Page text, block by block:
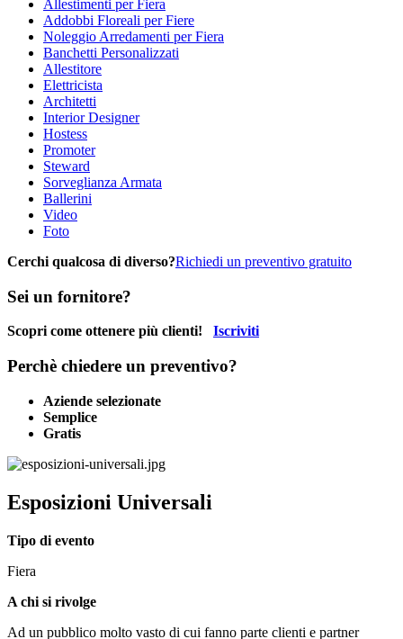
Allestimenti per Fiera
Addobbi Floreali per Fiere
Noleggio Arredamenti per Fiera
Banchetti Personalizzati
Allestitore
Elettricista
Architetti
Interior Designer
Hostess
Promoter
Steward
Sorveglianza Armata
Ballerini
Video
Foto
Cerchi qualcosa di diverso?Richiedi un preventivo gratuito
Sei un fornitore?
Scopri come ottenere più clienti! Iscriviti
Perchè chiedere un preventivo?
Aziende selezionate
Semplice
Gratis
Esposizioni Universali
Tipo di evento
Fiera
A chi si rivolge
Ad un pubblico molto vasto di cui fanno parte clienti e partner